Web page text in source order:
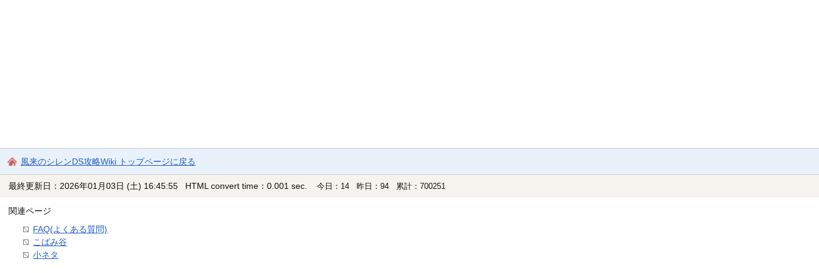
風来のシレンDS攻略Wiki トップページに戻る
最終更新日：2026年01月03日 (土) 16:45:55 HTML convert time：0.001 sec. 今日：14 昨日：94 累計：700251
関連ページ
FAQ(よくある質問)
こばみ谷
小ネタ